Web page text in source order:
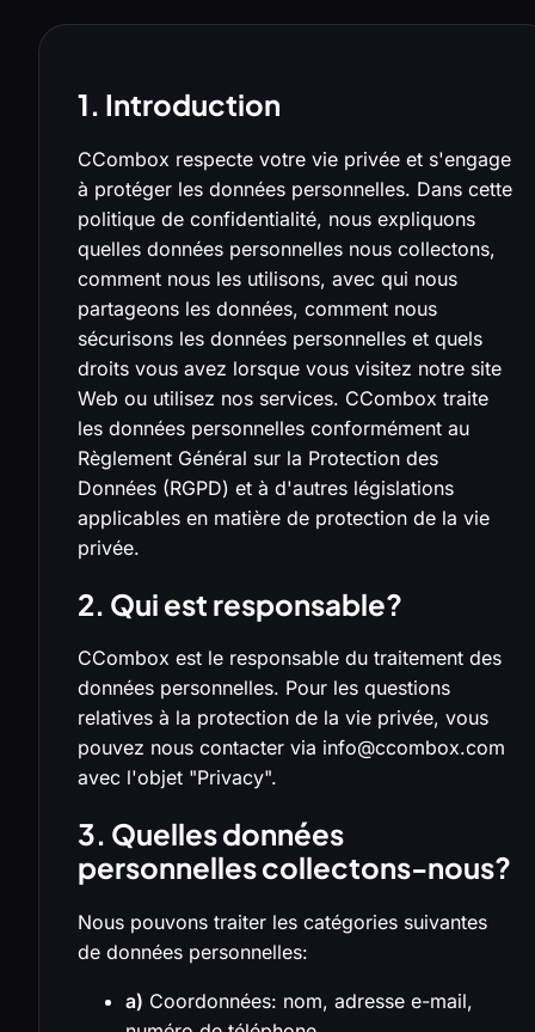
1. Introduction
CCombox respecte votre vie privée et s'engage
à protéger les données personnelles. Dans cette
politique de confidentialité, nous expliquons
quelles données personnelles nous collectons,
comment nous les utilisons, avec qui nous
partageons les données, comment nous
sécurisons les données personnelles et quels
droits vous avez lorsque vous visitez notre site
Web ou utilisez nos services. CCombox traite
les données personnelles conformément au
Règlement Général sur la Protection des
Données (RGPD) et à d'autres législations
applicables en matière de protection de la vie
privée.
2. Qui est responsable?
CCombox est le responsable du traitement des
données personnelles. Pour les questions
relatives à la protection de la vie privée, vous
pouvez nous contacter via info@ccombox.com
avec l'objet "Privacy".
3. Quelles données
personnelles collectons-nous?
Nous pouvons traiter les catégories suivantes
de données personnelles:
a) Coordonnées: nom, adresse e-mail,